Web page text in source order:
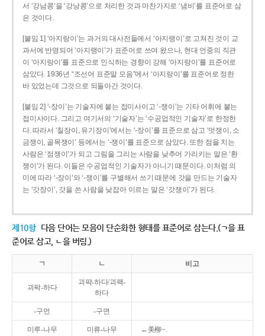
서 ‘강남콩’을 ‘강낭콩’으로 처리한 것과 마찬가지로 ‘냄비’를 표준어로 삼
은 것이다.
[붙임 1] ‘아지랑이’는 과거의 대사전들에서 ‘아지랭이’로 고쳐진 것이 교
과서에 반영되어 ‘아지랭이’가 표준어로 쓰여 왔으나, 현대 언중의 직관
이 ‘아지랑이’를 표준으로 인식하는 경향이 강해 ‘아지랑이’를 표준어로
삼았다. 1936년 “조선어 표준말 모음”에서 ‘아지랑이’를 표준어로 정한
바 있었는데 그것으로 되돌아간 것이다.
[붙임 2] ‘-장이’는 기술자에 붙는 접미사이고 ‘-쟁이’는 기타 어휘에 붙는
접미사이다. 그리고 여기서의 ‘기술자’는 ‘수공업적인 기술자’로 한정한
다. 따라서 ‘칠장이, 유기장이’에서는 ‘-장이’를 표준으로 삼고 ‘멋쟁이, 소
금쟁이, 골목쟁이’ 등에서는 ‘-쟁이’를 표준으로 삼았다. 또한 점을 치는
사람은 ‘점쟁이’가 되고 그림을 그리는 사람을 낮추어 가리키는 말은 ‘환
쟁이’가 된다. 이들은 수공업적인 기술자가 아니기 때문이다. 이처럼 의
미에 따라 ‘-장이’와 ‘-쟁이’를 구별해서 쓰기 때문에 갓을 만드는 기술자
는 ‘갓장이’, 갓을 쓴 사람을 낮잡아 이르는 말은 ‘갓쟁이’가 된다.
제10항 다음 단어는 모음이 단순화한 형태를 표준어로 삼는다.(ㄱ을 표
준어로 삼고, ㄴ을 버림.)
ㄱ ㄴ 비고
괴팍-하다
괴퍅-하다/괴팩-
하다
-구먼 -구면
미루-나무 미류-나무 ←美柳~.